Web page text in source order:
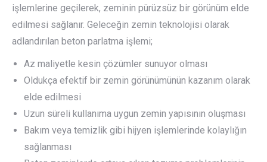
işlemlerine geçilerek, zeminin pürüzsüz bir görünüm elde
edilmesi sağlanır. Geleceğin zemin teknolojisi olarak
adlandırılan beton parlatma işlemi;
Az maliyetle kesin çözümler sunuyor olması
Oldukça efektif bir zemin görünümünün kazanım olarak
elde edilmesi
Uzun süreli kullanıma uygun zemin yapısının oluşması
Bakım veya temizlik gibi hijyen işlemlerinde kolaylığın
sağlanması